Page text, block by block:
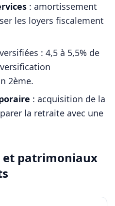
: amortissement
les loyers fiscalement
: 4,5 à 5,5% de
2ème.
: acquisition de la
la retraite avec une
et patrimoniaux